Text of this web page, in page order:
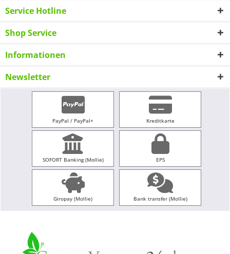
Service Hotline
Shop Service
Informationen
Newsletter
PayPal / PayPal+ Kreditkarte
SOFORT Banking (Mollie) EPS
Giropay (Mollie) Bank transfer (Mollie)